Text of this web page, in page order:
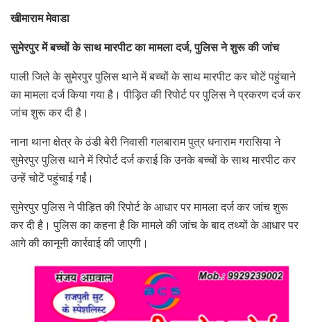
खीमाराम मेवाडा
सुमेरपुर में बच्चों के साथ मारपीट का मामला दर्ज, पुलिस ने शुरू की जांच
पाली जिले के सुमेरपुर पुलिस थाने में बच्चों के साथ मारपीट कर चोटें पहुंचाने
का मामला दर्ज किया गया है। पीड़ित की रिपोर्ट पर पुलिस ने प्रकरण दर्ज कर
जांच शुरू कर दी है।
नाना थाना क्षेत्र के ठंडी बेरी निवासी गलबाराम पुत्र धनाराम गरासिया ने
सुमेरपुर पुलिस थाने में रिपोर्ट दर्ज कराई कि उनके बच्चों के साथ मारपीट कर
उन्हें चोटें पहुंचाई गईं।
सुमेरपुर पुलिस ने पीड़ित की रिपोर्ट के आधार पर मामला दर्ज कर जांच शुरू
कर दी है। पुलिस का कहना है कि मामले की जांच के बाद तथ्यों के आधार पर
आगे की कानूनी कार्रवाई की जाएगी।